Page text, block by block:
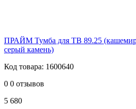
ПРАЙМ Тумба для ТВ 89.25
серый камень)
Код товара: 1600640
0 0 отзывов
5 680